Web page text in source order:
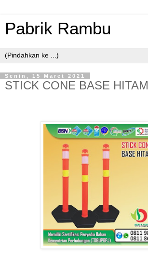
Pabrik Rambu
Senin, 15 Maret 2021
STICK CONE BASE HITAM